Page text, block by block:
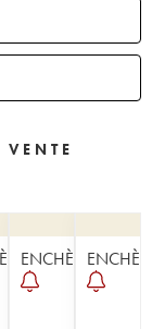
ENCHÈRE